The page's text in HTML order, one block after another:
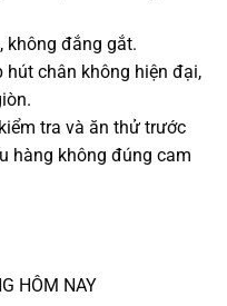
không đắng gắt.
chân không hiện đại,
tra và ăn thử trước
hàng không đúng cam
HÔM NAY